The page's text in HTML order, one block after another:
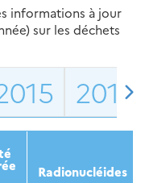
informations à jour
sur les déchets
2016
Radionucléides